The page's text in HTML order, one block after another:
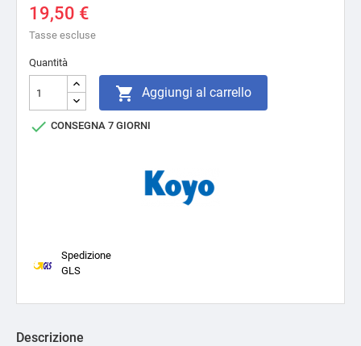
19,50 €
Tasse escluse
Quantità
 Aggiungi al carrello
 CONSEGNA 7 GIORNI
Spedizione
GLS
Descrizione